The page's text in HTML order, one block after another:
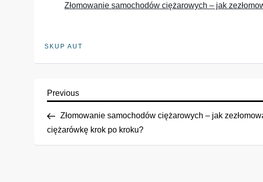
Złomowanie samochodów ciężarowych – jak
SKUP AUT
N
a
Previous
Previous
Złomowanie samochodów ciężarowych – jak
ciężarówkę krok po kroku?